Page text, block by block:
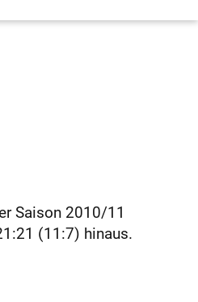
Saison 2010/11
(11:7) hinaus.